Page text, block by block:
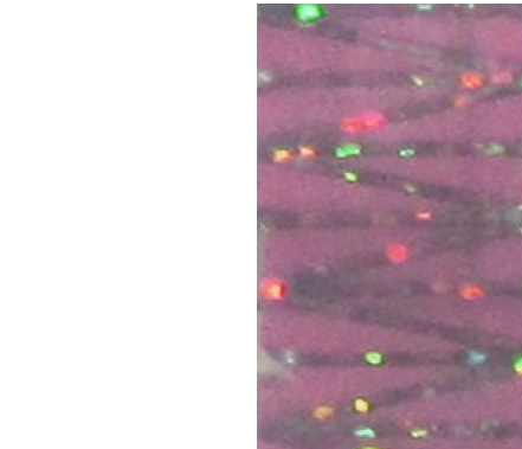
Strasssteine
Pigmente
Nail Sticker
Nail Art Folien
Nail Stamping
Glitter
Nail Art Sets
Feine Acrylfarbe / Aquarell
Nail Piercing